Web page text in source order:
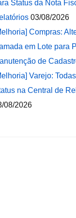
Status da Nota
03/08/2026
Compras:
em Lote para
de
Varejo:
na Central de
08/2026